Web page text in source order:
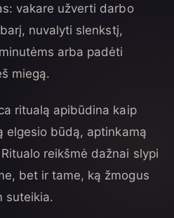
vakare užverti darbo
nuvalyti slenkstį,
arba padėti
miegą.
ritualą apibūdina kaip
elgesio būdą, aptinkamą
reikšmė dažnai slypi
bet ir tame, ką žmogus
suteikia.